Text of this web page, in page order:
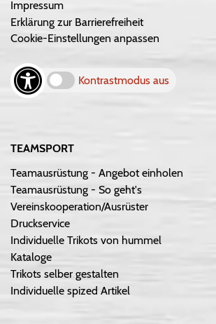
Impressum
Erklärung zur Barrierefreiheit
Cookie-Einstellungen anpassen
Kontrastmodus aus
TEAMSPORT
Teamausrüstung - Angebot einholen
Teamausrüstung - So geht's
Vereinskooperation/Ausrüster
Druckservice
Individuelle Trikots von hummel
Kataloge
Trikots selber gestalten
Individuelle spized Artikel